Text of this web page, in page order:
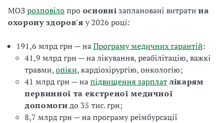
МОЗ розповілопро основнізаплановані витратина
охорону здоров'я у 2026 році:
191,6 млрд грн — наПрограму медичних гарантій:
41,9 млрд грн — на лікування, реабілітацію, важкі
травми,опіки, кардіохірургію, онкологію;
41 млрд грн — напідвищення зарплатлікарям
первинної та екстреної медичної
допомогидо 35 тис. грн;
8,7 млрд грн — на програму реімбурсації